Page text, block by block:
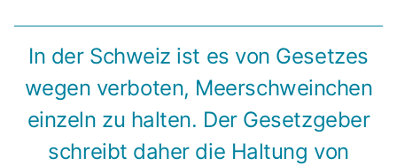
In der Schweiz ist es von Gesetzes
wegen verboten, Meerschweinchen
einzeln zu halten. Der Gesetzgeber
schreibt daher die Haltung von